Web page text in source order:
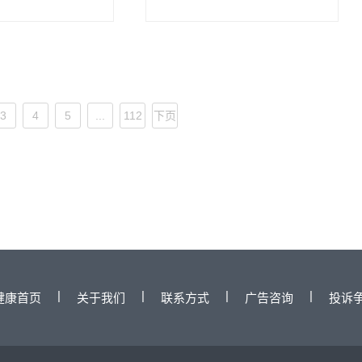
3 4 5 112 下页
康首页 | 关于我们 | 联系方式 | 广告咨询 | 投诉